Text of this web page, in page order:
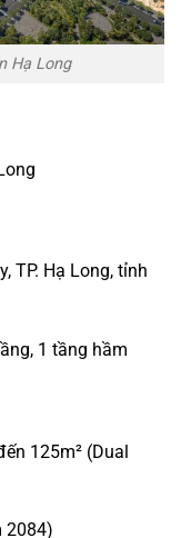
Hạ Long
TP. Hạ Long, tỉnh
1 tầng hầm
125m² (Dual
2084)